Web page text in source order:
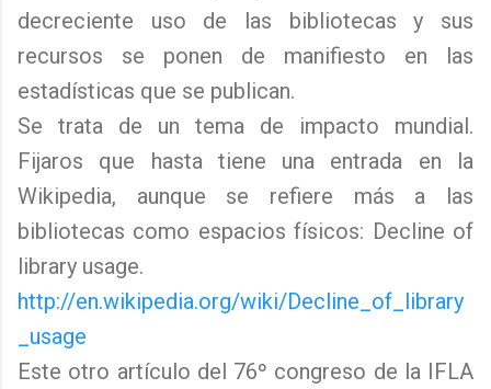
decreciente uso de las bibliotecas y sus
recursos se ponen de manifiesto en las
estadísticas que se publican.
Se trata de un tema de impacto mundial.
Fijaros que hasta tiene una entrada en la
Wikipedia, aunque se refiere más a las
bibliotecas como espacios físicos: Decline of
library usage.
http://en.wikipedia.org/wiki/Decline_of_library
_usage
Este otro artículo del 76º congreso de la IFLA